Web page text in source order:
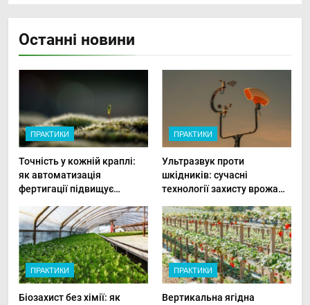
Останні новини
ПРАКТИКИ
Точність у кожній краплі:
як автоматизація
фертигації підвищує
ПРАКТИКИ
Ультразвук проти
шкідників: сучасні
технології захисту врожаю
ПРАКТИКИ
Біозахист без хімії: як
ПРАКТИКИ
Вертикальна ягідна